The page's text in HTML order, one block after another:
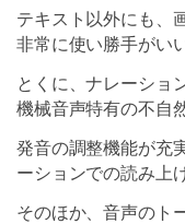
テキスト以外にも、
非常に使い勝手がい
とくに、ナレーショ
機械音声特有の不自
発音の調整機能が充
ーションでの読み上
そのほか、音声のト